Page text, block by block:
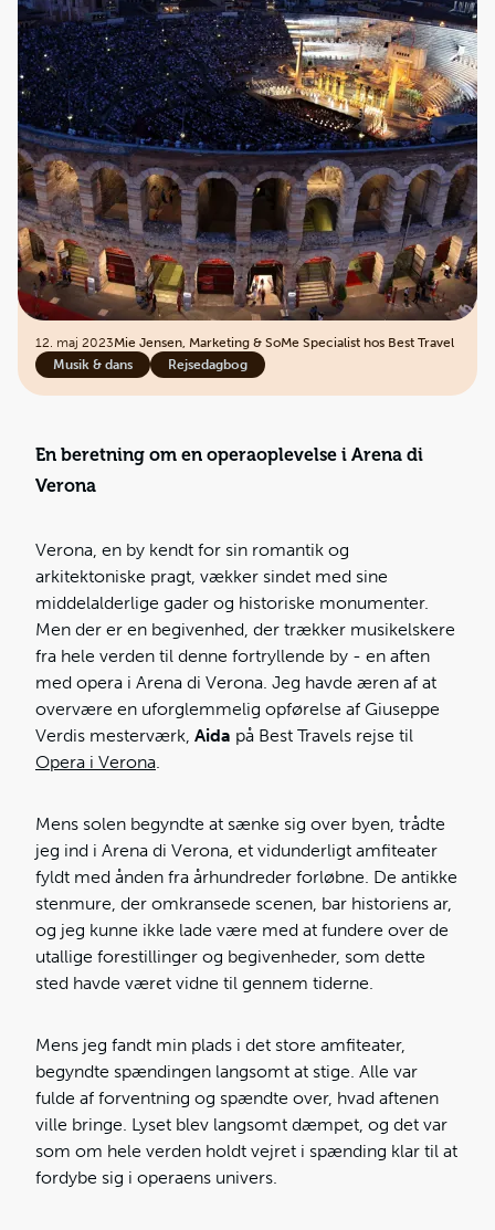
12. maj 2023Mie Jensen, Marketing & SoMe Specialist hos Best Travel
Musik & dans
Rejsedagbog
En beretning om en operaoplevelse i Arena di
Verona
Verona, en by kendt for sin romantik og
arkitektoniske pragt, vækker sindet med sine
middelalderlige gader og historiske monumenter.
Men der er en begivenhed, der trækker musikelskere
fra hele verden til denne fortryllende by - en aften
med opera i Arena di Verona. Jeg havde æren af at
overvære en uforglemmelig opførelse af Giuseppe
Verdis mesterværk, Aida på Best Travels rejse til
Opera i Verona.
Mens solen begyndte at sænke sig over byen, trådte
jeg ind i Arena di Verona, et vidunderligt amfiteater
fyldt med ånden fra århundreder forløbne. De antikke
stenmure, der omkransede scenen, bar historiens ar,
og jeg kunne ikke lade være med at fundere over de
utallige forestillinger og begivenheder, som dette
sted havde været vidne til gennem tiderne.
Mens jeg fandt min plads i det store amfiteater,
begyndte spændingen langsomt at stige. Alle var
fulde af forventning og spændte over, hvad aftenen
ville bringe. Lyset blev langsomt dæmpet, og det var
som om hele verden holdt vejret i spænding klar til at
fordybe sig i operaens univers.